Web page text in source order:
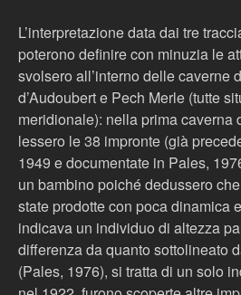
L’interpretazione data dai tre
poterono definire con minuzia le
svolsero all’interno delle caverne
d’Audoubert e Pech Merle (tutte
meridionale): nella prima caverna
lessero le 38 impronte (già
1949 e documentate in Pales,
un bambino poiché dedussero
state prodotte con poca dinamica
indicava un individuo di altezza
differenza da quanto sottolineato
(Pales, 1976), si tratta di un solo